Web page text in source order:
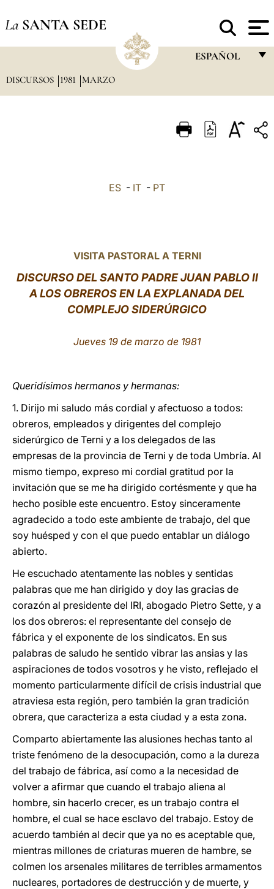
La SANTA SEDE
ESPAÑOL
ITALIANO
中文
LATINE
DISCURSOS 1981 MARZO
ES - IT - PT
VISITA PASTORAL A TERNI
DISCURSO DEL SANTO PADRE JUAN PABLO II
A LOS OBREROS EN LA EXPLANADA DEL
COMPLEJO SIDERÚRGICO
Jueves 19 de marzo de 1981
Queridísimos hermanos y hermanas:
1. Dirijo mi saludo más cordial y afectuoso a todos:
obreros, empleados y dirigentes del complejo
siderúrgico de Terni y a los delegados de las
empresas de la provincia de Terni y de toda Umbría. Al
mismo tiempo, expreso mi cordial gratitud por la
invitación que se me ha dirigido cortésmente y que ha
hecho posible este encuentro. Estoy sinceramente
agradecido a todo este ambiente de trabajo, del que
soy huésped y con el que puedo entablar un diálogo
abierto.
He escuchado atentamente las nobles y sentidas
palabras que me han dirigido y doy las gracias de
corazón al presidente del IRI, abogado Pietro Sette, y a
los dos obreros: el representante del consejo de
fábrica y el exponente de los sindicatos. En sus
palabras de saludo he sentido vibrar las ansias y las
aspiraciones de todos vosotros y he visto, reflejado el
momento particularmente difícil de crisis industrial que
atraviesa esta región, pero también la gran tradición
obrera, que caracteriza a esta ciudad y a esta zona.
Comparto abiertamente las alusiones hechas tanto al
triste fenómeno de la desocupación, como a la dureza
del trabajo de fábrica, así como a la necesidad de
volver a afirmar que cuando el trabajo aliena al
hombre, sin hacerlo crecer, es un trabajo contra el
hombre, el cual se hace esclavo del trabajo. Estoy de
acuerdo también al decir que ya no es aceptable que,
mientras millones de criaturas mueren de hambre, se
colmen los arsenales militares de terribles armamentos
nucleares, portadores de destrucción y de muerte, y